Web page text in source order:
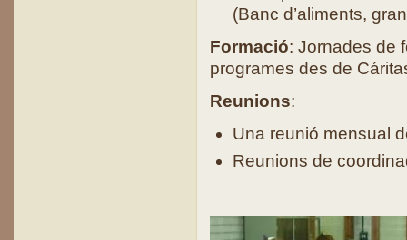
(Banc d’aliments,
Formació: Jornades de
programes des de
Reunions:
Una reunió mensual
Reunions de